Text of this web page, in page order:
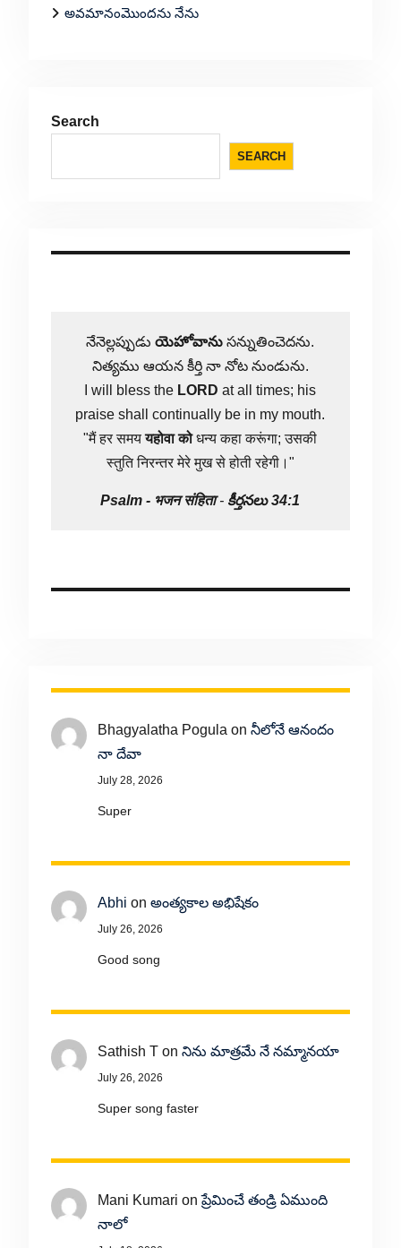
అవమానంమొందను నేను
Search
SEARCH
నేనెల్లప్పుడుయెహోవాను సన్నుతించెదను.
నిత్యము ఆయన కీర్తి నా నోట నుండును.
I will bless the LORD at all times; his
praise shall continually be in my mouth.
"मैं हर समययहोवा कोधन्य कहा करूंगा; उसकी
स्तुति निरन्तर मेरे मुख से होती रहेगी।"
Psalm - भजन संहिता- కీర్తనలు 34:1
Bhagyalatha Pogula on నీలోనే ఆనందం
నా దేవా
July 28, 2026
Super
Abhi on అంత్యకాల అభిషేకం
July 26, 2026
Good song
Sathish Ton నిను మాత్రమే నే నమ్మానయా
July 26, 2026
Super song faster
Mani Kumari onప్రేమించే తండ్రి ఏముంది
నాలో